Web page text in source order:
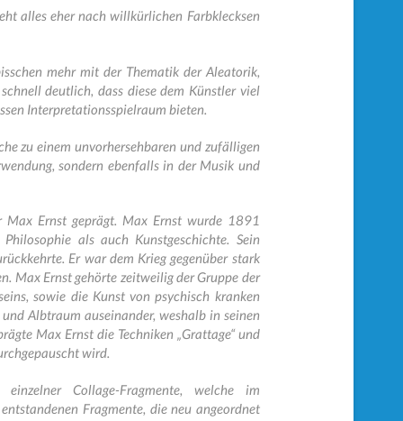
alles eher nach willkürlichen Farbklecksen
mehr mit der Thematik der Aleatorik,
deutlich, dass diese dem Künstler viel
Interpretationsspielraum bieten.
zu einem unvorhersehbaren und zufälligen
sondern ebenfalls in der Musik und
Max Ernst geprägt. Max Ernst wurde 1891
als auch Kunstgeschichte. Sein
Er war dem Krieg gegenüber stark
Max Ernst gehörte zeitweilig der Gruppe der
sowie die Kunst von psychisch kranken
Albtraum auseinander, weshalb in seinen
Max Ernst die Techniken „Grattage“ und
wird.
Collage-Fragmente, welche im
Fragmente, die neu angeordnet